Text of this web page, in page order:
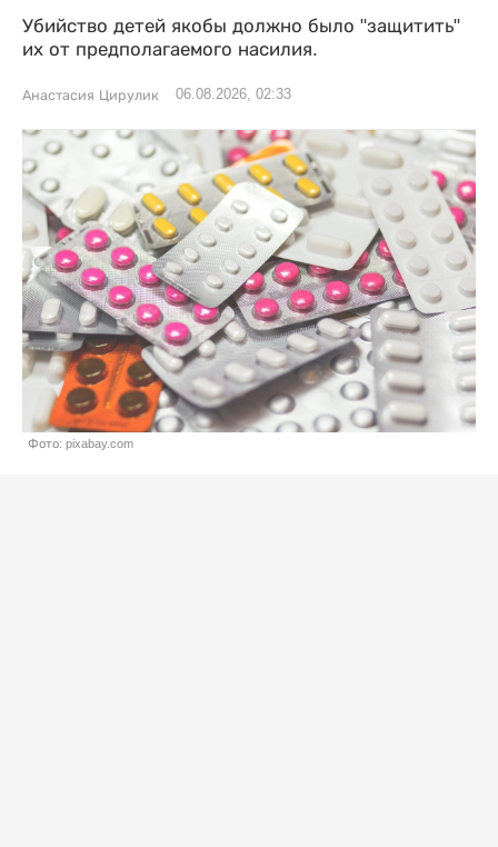
Убийство детей якобы должно было "защитить"
их от предполагаемого насилия.
Анастасия Цирулик 06.08.2026, 02:33
Фото: pixabay.com